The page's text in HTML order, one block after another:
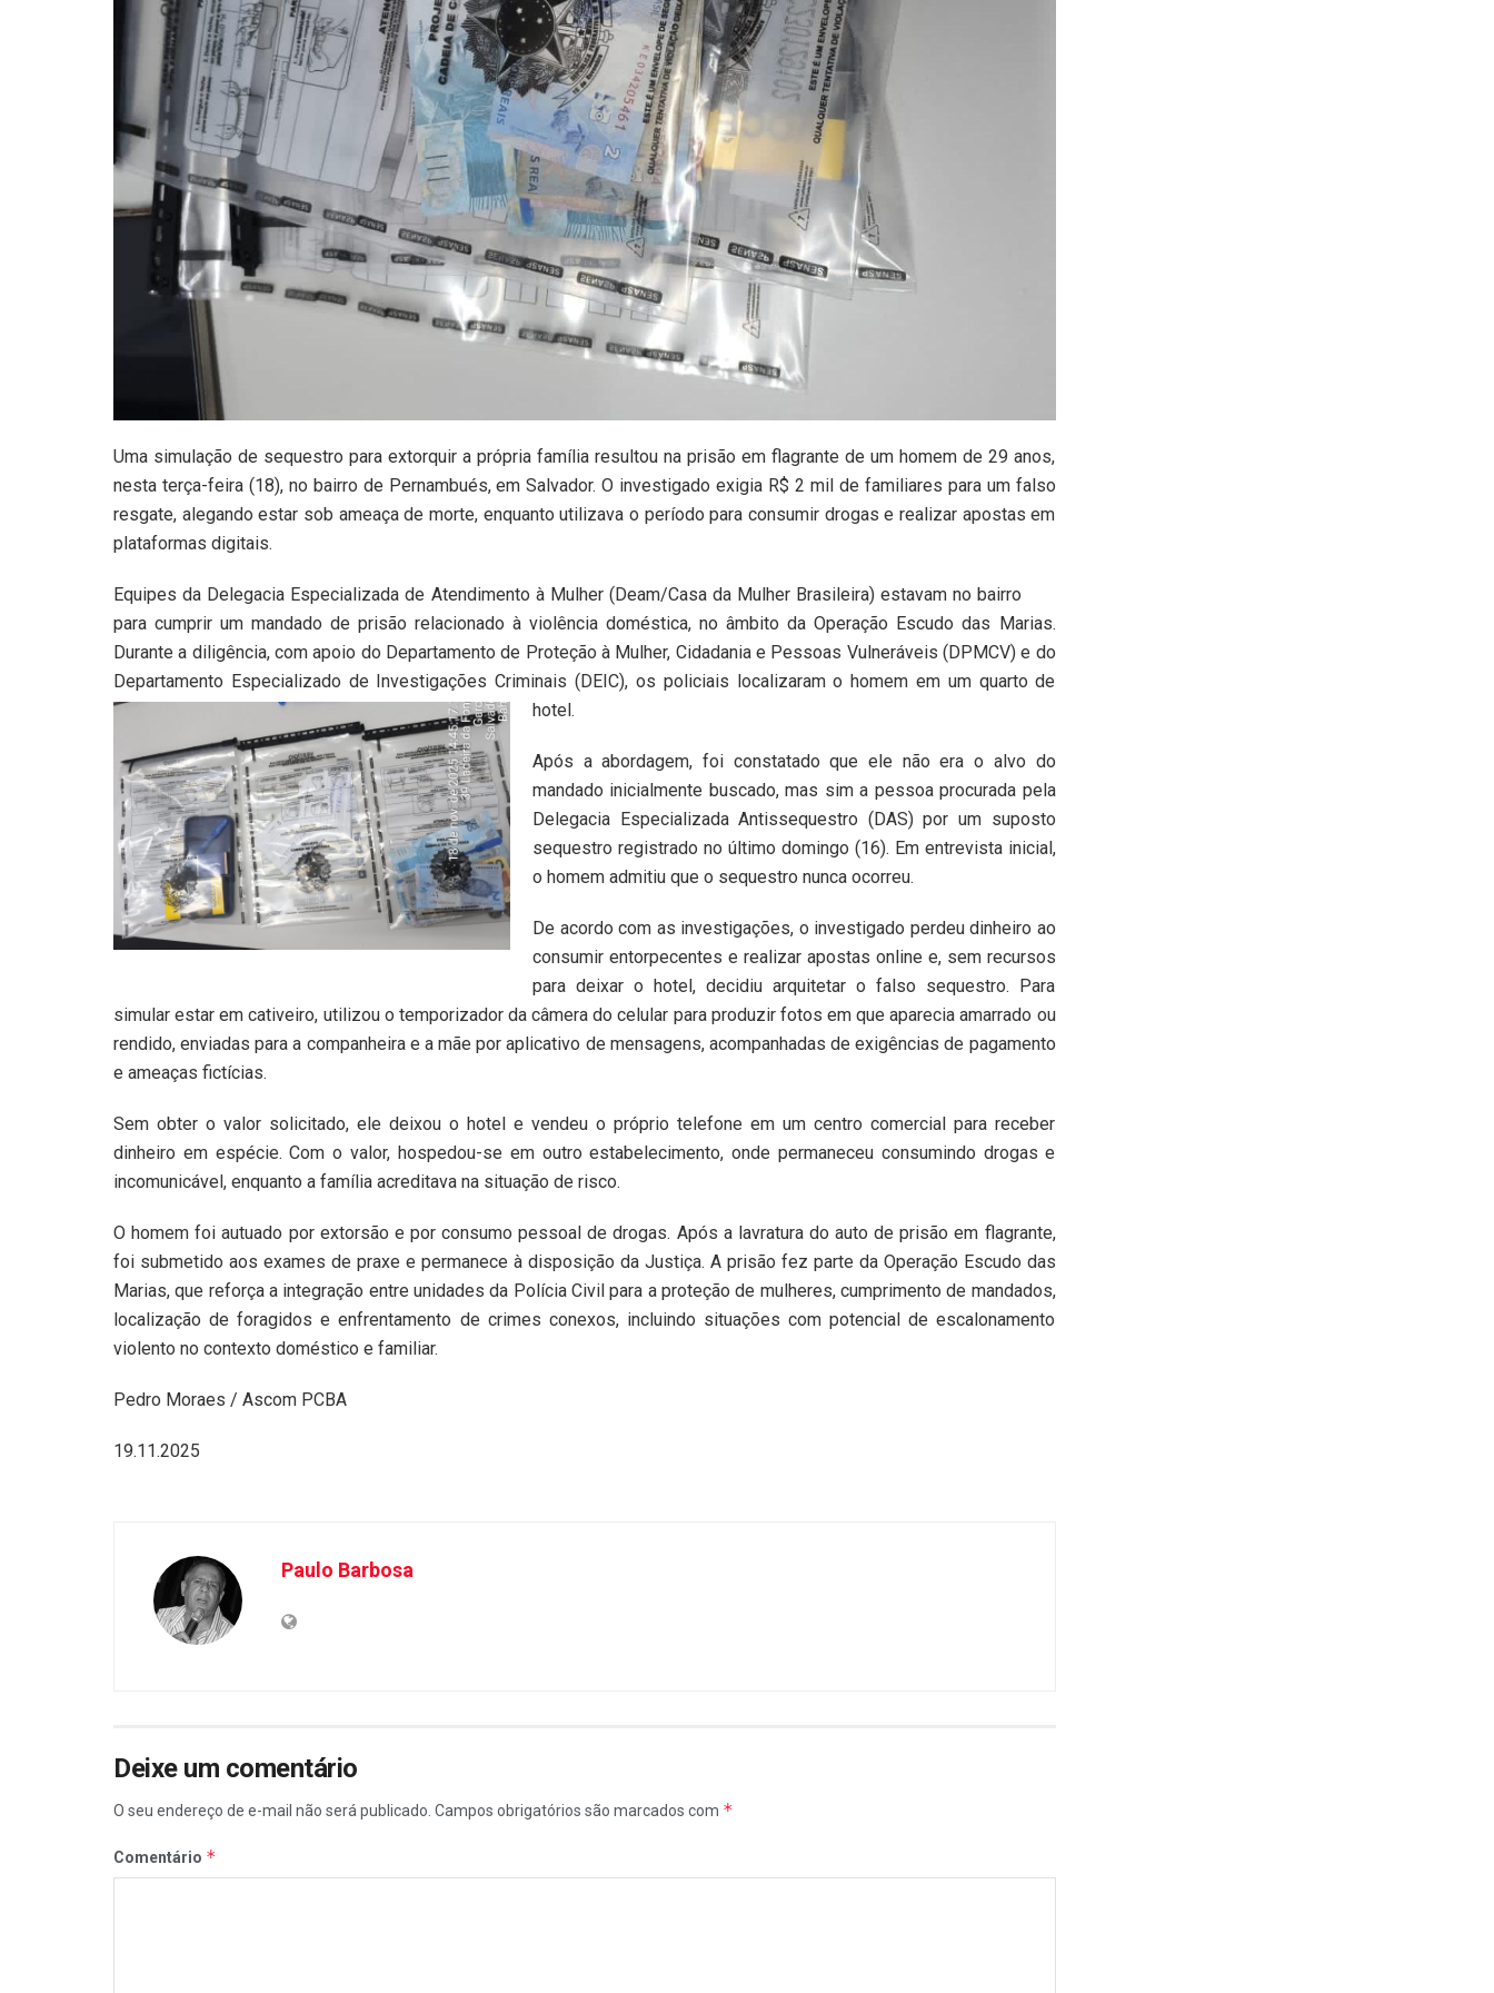
Uma simulação de sequestro para extorquir a própria família resultou na prisão em flagrante de um homem de 29 anos,
nesta terça-feira (18), no bairro de Pernambués, em Salvador. O investigado exigia R$ 2 mil de familiares para um falso
resgate, alegando estar sob ameaça de morte, enquanto utilizava o período para consumir drogas e realizar apostas em
plataformas digitais.
Equipes da Delegacia Especializada de Atendimento à Mulher (Deam/Casa da Mulher Brasileira) estavam no bairro
para cumprir um mandado de prisão relacionado à violência doméstica, no âmbito da Operação Escudo das Marias.
Durante a diligência, com apoio do Departamento de Proteção à Mulher, Cidadania e Pessoas Vulneráveis (DPMCV) e do
Departamento Especializado de Investigações Criminais (DEIC), os policiais localizaram o homem em um quarto de
hotel.
Após a abordagem, foi constatado que ele não era o alvo do
mandado inicialmente buscado, mas sim a pessoa procurada pela
Delegacia Especializada Antissequestro (DAS) por um suposto
sequestro registrado no último domingo (16). Em entrevista inicial,
o homem admitiu que o sequestro nunca ocorreu.
De acordo com as investigações, o investigado perdeu dinheiro ao
consumir entorpecentes e realizar apostas online e, sem recursos
para deixar o hotel, decidiu arquitetar o falso sequestro. Para
simular estar em cativeiro, utilizou o temporizador da câmera do celular para produzir fotos em que aparecia amarrado ou
rendido, enviadas para a companheira e a mãe por aplicativo de mensagens, acompanhadas de exigências de pagamento
e ameaças fictícias.
Sem obter o valor solicitado, ele deixou o hotel e vendeu o próprio telefone em um centro comercial para receber
dinheiro em espécie. Com o valor, hospedou-se em outro estabelecimento, onde permaneceu consumindo drogas e
incomunicável, enquanto a família acreditava na situação de risco.
O homem foi autuado por extorsão e por consumo pessoal de drogas. Após a lavratura do auto de prisão em flagrante,
foi submetido aos exames de praxe e permanece à disposição da Justiça. A prisão fez parte da Operação Escudo das
Marias, que reforça a integração entre unidades da Polícia Civil para a proteção de mulheres, cumprimento de mandados,
localização de foragidos e enfrentamento de crimes conexos, incluindo situações com potencial de escalonamento
violento no contexto doméstico e familiar.
Pedro Moraes / Ascom PCBA
19.11.2025
Paulo Barbosa
Deixe um comentário
O seu endereço de e-mail não será publicado. Campos obrigatórios são marcados com *
Comentário *